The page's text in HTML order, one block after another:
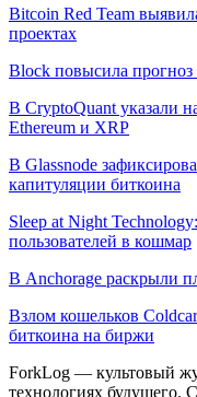
Bitcoin Red Team
проектах
Block повысила прогноз
В CryptoQuant указали
Ethereum и XRP
В Glassnode
капитуляции биткоина
Sleep at Night
пользователей в кошмар
В Anchorage раскрыли
Взлом кошельков
биткоина на биржи
ForkLog — культовый
технологиях будущего.